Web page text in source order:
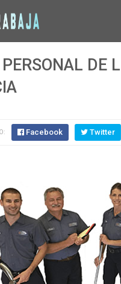
DE
Facebook Twitter